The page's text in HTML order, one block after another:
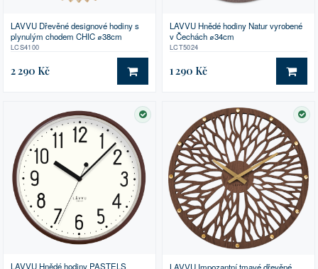
LAVVU Dřevěné designové hodiny s
plynulým chodem CHIC ⌀38cm
LCS4100
2 290 Kč DO KOŠÍKU
LAVVU Hnědé hodiny Natur vyrobené
v Čechách ⌀34cm
LCT5024
1 290 Kč DO
SKLADEM
LAVVU Hnědé hodiny PASTELS
LAVVU Impozantní tmavé dřevěné